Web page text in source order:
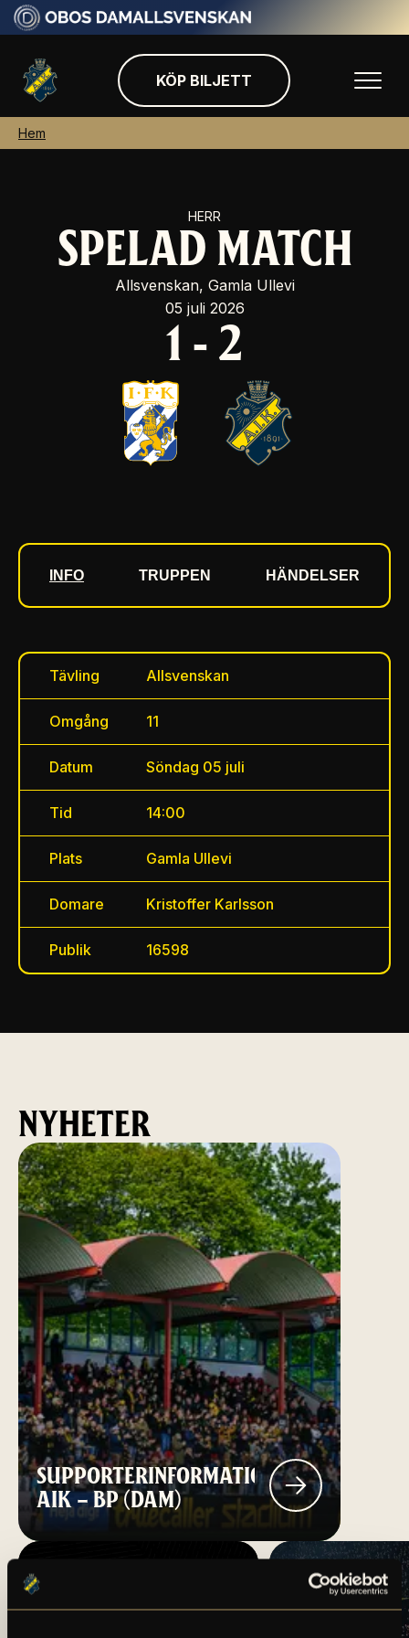
KÖP BILJETT
Hem
HERR
SPELAD MATCH
Allsvenskan, Gamla Ullevi
05 juli 2026
1 - 2
INFO TRUPPEN HÄNDELSER
Tävling Allsvenskan
Omgång 11
Datum Söndag 05 juli
Tid 14:00
Plats Gamla Ullevi
Domare Kristoffer Karlsson
Publik 16598
NYHETER
SUPPORTERINFORMATION:
AIK – BP (DAM)